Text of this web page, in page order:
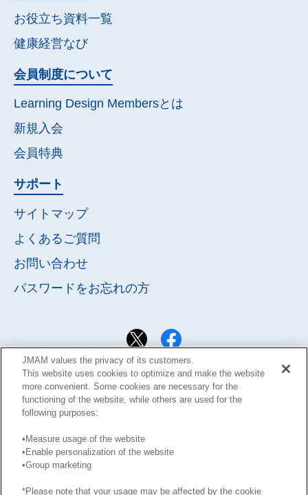
お役立ち資料一覧
健康経営なび
会員制度について
Learning Design Membersとは
新規入会
会員特典
サポート
サイトマップ
よくあるご質問
お問い合わせ
パスワードをお忘れの方
サイト利用規約
JMAM values the privacy of its customers.
This website uses cookies to optimize and make the website
more convenient. Some cookies are necessary for the
functioning of the website, while others are used for the
following purposes:
•Measure usage of the website
•Enable personalization of the website
•Group marketing
*Please note that your usage may be affected by the cookie